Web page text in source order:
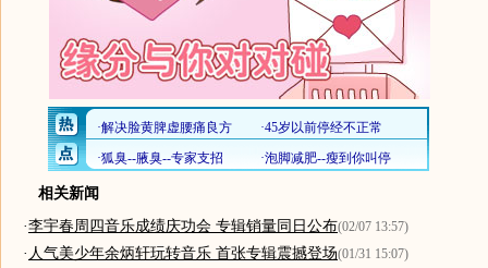
相关新闻
·李宇春周四音乐成绩庆功会 专辑销量同日公布(02/07 13:57)
· 人气美少年余炳轩玩转音乐 首张专辑震撼登场(01/31 15:07)